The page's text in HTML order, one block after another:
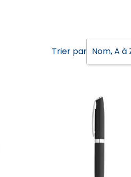
Trier par : Nom, A à